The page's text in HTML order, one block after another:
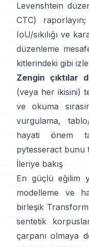
Levenshtein
CTC)
IoU/sıkılığı ve
düzenleme
kitlerindeki gibi
Zengin çıktılar
(veya her ikisini)
ve okuma
vurgulama,
hayati önem
pytesseract bunu
İleriye bakış
En güçlü eğilim
modelleme ve
birleşik
sentetik
çarpanı olmaya